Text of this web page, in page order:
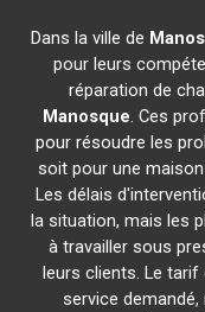
Dans la ville de
pour leurs
réparation de
Manosque. Ces
pour résoudre les
soit pour une
Les délais
la situation, mais les
à travailler sous
leurs clients. Le tarif
service